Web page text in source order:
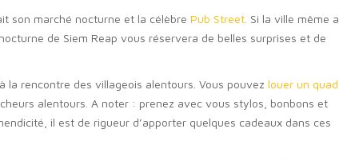
son marché nocturne et la célèbre Pub Street. Si la ville même a
de Siem Reap vous réservera de belles surprises et de
rencontre des villageois alentours. Vous pouvez louer un quad
alentours. A noter : prenez avec vous stylos, bonbons et
il est de rigueur d’apporter quelques cadeaux dans ces